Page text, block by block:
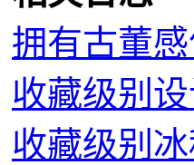
拥有古董
收藏级别
收藏级别